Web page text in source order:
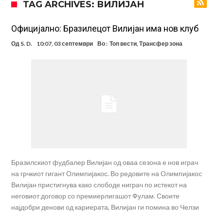
Ова што се случи на другиот крај од планетата најдобро покажува
кој е и што е Лука Модриќ
Феран Торес кажал “да” на Пари Сен Жермен
Јувентус го сака Рајндерс, но под еден услов
TAG ARCHIVES: ВИЛИЈАН
Официјално: Бразилецот Вилијан има нов клуб
Од S. D. 10:07, 03 септември Во : Топ вести, Трансфер зона
Бразилскиот фудбалер Вилијан од оваа сезона е нов играч
на грчкиот гигант Олимпијакос. Во редовите на Олимпијакос
Вилијан пристигнува како слободе ниграч по истекот на
неговиот договор со премиерлигашот Фулам. Своите
најдобри денови од кариерата, Вилијан ги помина во Челзи